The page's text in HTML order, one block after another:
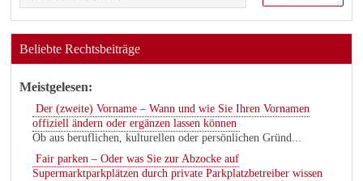
Beliebte Rechtsbeiträge
Meistgelesen:
Der (zweite) Vorname – Wann und wie Sie Ihren Vornamen
offiziell ändern oder ergänzen lassen können
Ob aus beruflichen, kulturellen oder persönlichen Gründ...
Fair parken – Oder was Sie zur Abzocke auf
Supermarktparkplätzen durch private Parkplatzbetreiber wissen